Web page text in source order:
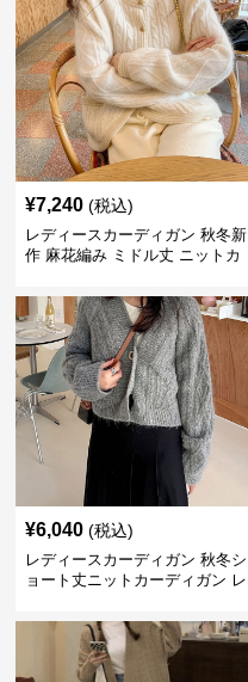
¥7,240 (税込)
レディースカーディガン 秋冬新
作 麻花編み ミドル丈 ニットカ
¥6,040 (税込)
レディースカーディガン 秋冬シ
ョート丈ニットカーディガン レ